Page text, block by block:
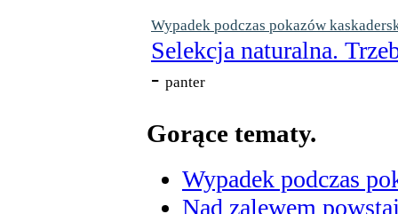
Wypadek podczas pokazów
Selekcja naturalna.
- panter
Gorące tematy.
Wypadek podczas
Nad zalewem